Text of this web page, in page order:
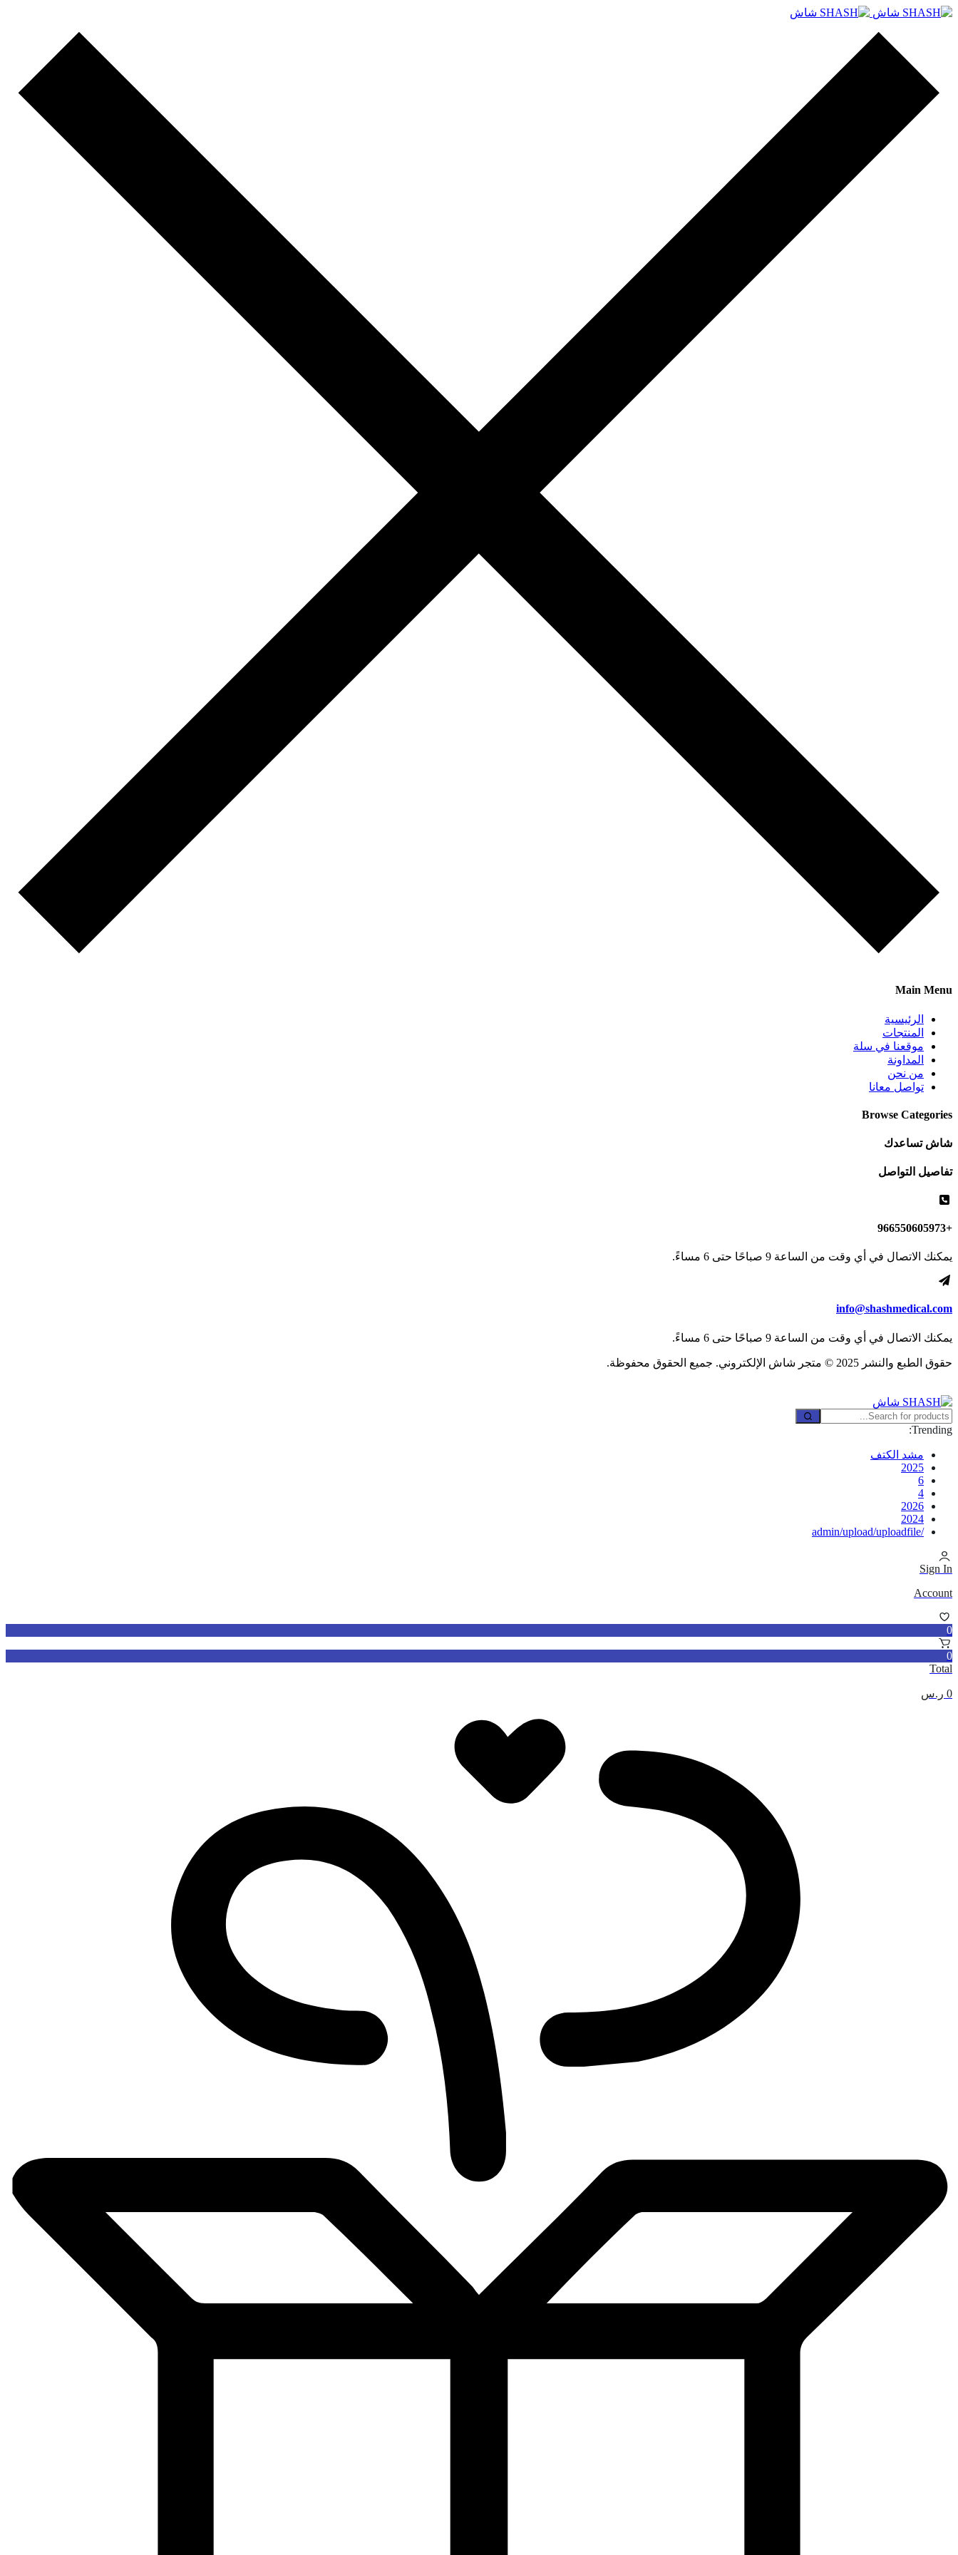
Main Menu
الرئيسية
المنتجات
موقعنا في سلة
المداونة
من نحن
تواصل معانا
Browse Categories
شاش تساعدك
تفاصيل التواصل
+966550605973
يمكنك الاتصال في أي وقت من الساعة 9 صباحًا حتى 6 مساءً.
info@shashmedical.com
يمكنك الاتصال في أي وقت من الساعة 9 صباحًا حتى 6 مساءً.
حقوق الطبع والنشر 2025 © متجر شاش الإلكتروني. جميع الحقوق محفوظة.
Trending:
مشد الكتف
2025
6
4
2026
2024
/admin/upload/uploadfile
Sign In
Account
0
0
Total
0 ر.س